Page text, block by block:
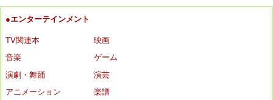
●エンターテインメント
TV関連本
映画
音楽
ゲーム
演劇・舞踊
演芸
アニメーション
楽譜